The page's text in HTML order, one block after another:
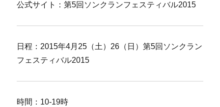
公式サイト：第5回ソンクランフェスティバル2015
日程：2015年4月25（土）26（日）第5回ソンクラン
フェスティバル2015
時間：10-19時